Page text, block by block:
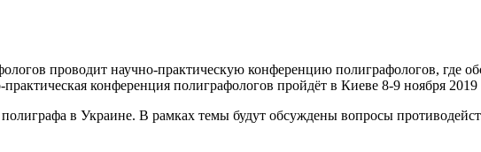
проводит научно-практическую конференцию полиграфологов, где
конференция полиграфологов пройдёт в Киеве 8-9 ноября 2019
в Украине. В рамках темы будут обсуждены вопросы